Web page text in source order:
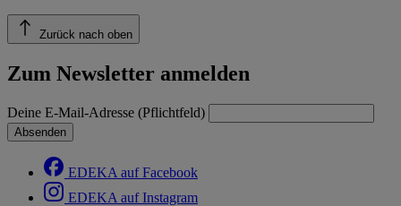
Zurück nach oben
Zum Newsletter anmelden
Deine E-Mail-Adresse (Pflichtfeld)
Absenden
EDEKA auf Facebook
EDEKA auf Instagram